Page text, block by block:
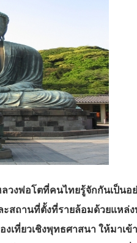
วงพ่อโตที่คนไทยรู้จักกันเป็นอ
สถานที่ตั้งที่รายล้อมด้วยแหล่
เที่ยวเชิงพุทธศาสนา ให้มาเ